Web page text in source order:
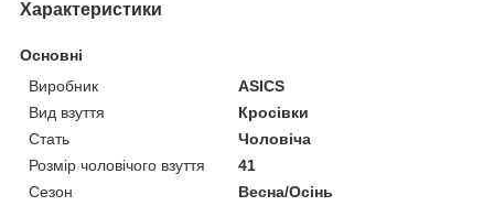
Характеристики
Основні
Виробник
ASICS
Вид взуття
Кросівки
Стать
Чоловіча
Розмір чоловічого взуття
41
Сезон
Весна/Осінь